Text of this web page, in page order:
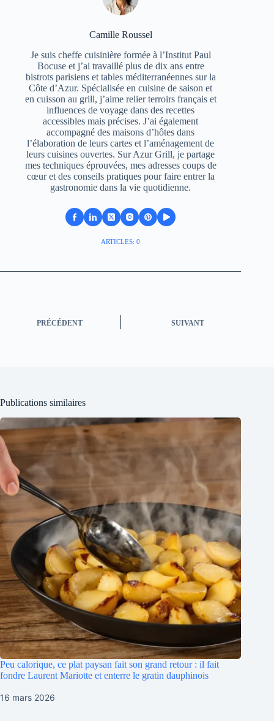
Camille Roussel
Je suis cheffe cuisinière formée à l’Institut Paul
Bocuse et j’ai travaillé plus de dix ans entre
bistrots parisiens et tables méditerranéennes sur la
Côte d’Azur. Spécialisée en cuisine de saison et
en cuisson au grill, j’aime relier terroirs français et
influences de voyage dans des recettes
accessibles mais précises. J’ai également
accompagné des maisons d’hôtes dans
l’élaboration de leurs cartes et l’aménagement de
leurs cuisines ouvertes. Sur Azur Grill, je partage
mes techniques éprouvées, mes adresses coups de
cœur et des conseils pratiques pour faire entrer la
gastronomie dans la vie quotidienne.
ARTICLES: 0
PRÉCÉDENT SUIVANT
Publications similaires
Peu calorique, ce plat paysan fait son grand retour : il fait
fondre Laurent Mariotte et enterre le gratin dauphinois
16 mars 2026